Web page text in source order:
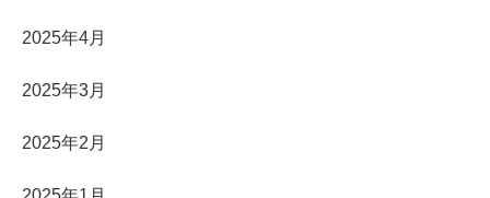
2025年4月
2025年3月
2025年2月